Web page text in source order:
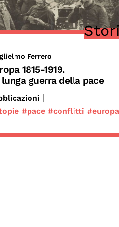
Ferrero
1815-1919.
lunga guerra della pace
|
#pace #conflitti #europa